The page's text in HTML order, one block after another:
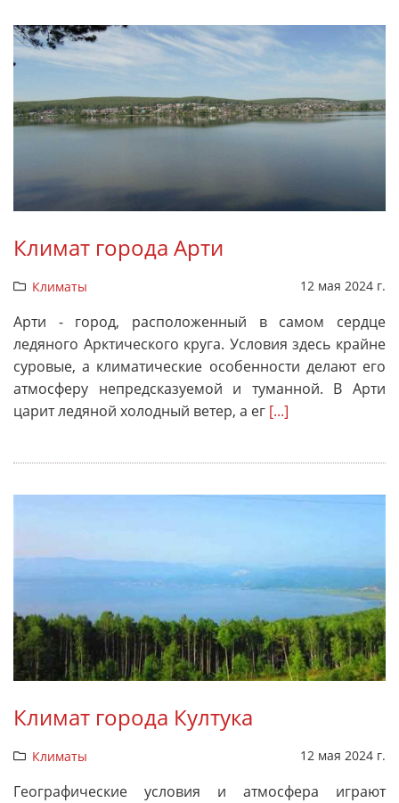
Климат города Арти
Климаты 12 мая 2024 г.
Арти - город, расположенный в самом сердце
ледяного Арктического круга. Условия здесь крайне
суровые, а климатические особенности делают его
атмосферу непредсказуемой и туманной. В Арти
царит ледяной холодный ветер, а ег [...]
Климат города Култука
Климаты 12 мая 2024 г.
Географические условия и атмосфера играют